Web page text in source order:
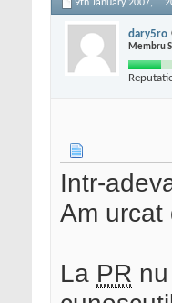
9th January 2007,
dary5ro
Membru
Intr-
Am urcat
La PR